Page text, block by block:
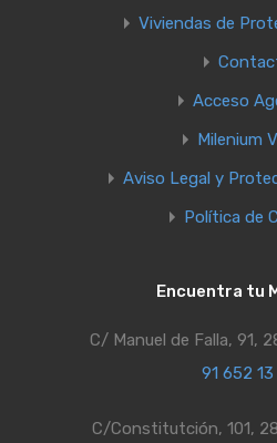
Viviendas de
Acceso
Milenium
Aviso Legal y
Política de
Encuentra tu
C/ Manuel de Falla, 91,
91 652 13
C/Constitutción, 101,